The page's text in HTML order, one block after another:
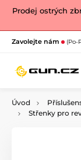
Prodej ostrých
Zavolejte nám (Po-
Úvod
Střenky pro